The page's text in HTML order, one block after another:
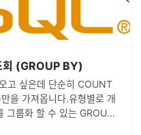
회 (GROUP BY)
고 싶은데 단순히 COUNT
을 가져옵니다.유형별로 개
그룹화 할 수 있는 GROUP